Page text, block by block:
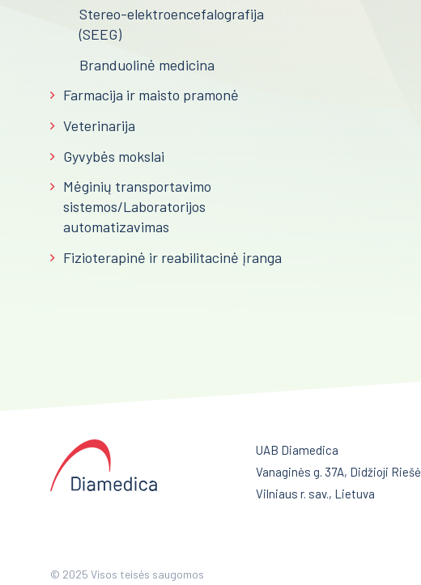
Stereo-elektroencefalografija
(SEEG)
Branduolinė medicina
Farmacija ir maisto pramonė
Veterinarija
Gyvybės mokslai
Mėginių transportavimo
sistemos/Laboratorijos
automatizavimas
Fizioterapinė ir reabilitacinė įranga
UAB Diamedica
Vanaginės g. 37A, Didžioji Riešė
Vilniaus r. sav., Lietuva
© 2025 Visos teisės saugomos